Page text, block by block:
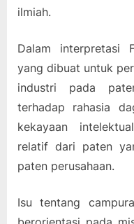
ilmiah.
Dalam interpretasi
yang dibuat untuk
industri pada
terhadap rahasia
kekayaan
relatif dari paten
paten perusahaan.
Isu tentang